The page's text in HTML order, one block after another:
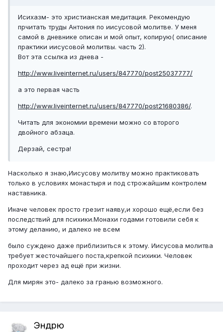
Исихазм- это христианская медитация. Рекомендую
прчитать труды Антония по иисусовой молитве. У меня
самой в дневнике описан и мой опыт, копирую( описание
практики иисусовой молитвы. часть 2).
Вот эта ссылка из днева -
http://www.liveinternet.ru/users/847770/post25037777/
а это первая часть
http://www.liveinternet.ru/users/847770/post21680386/.
Читать для экономии времени можно со второго
двойного абзаца.
Дерзай, сестра!
Насколько я знаю,Иисусову молитву можно практиковать
только в условиях монастыря и под строжайшим контролем
наставника.
Иначе человек просто грезит наяву,и хорошо ещё,если без
последствий для психики.Монахи годами готовили себя к
этому деланию, и далеко не всем
было суждено даже приблизиться к этому. Иисусова молитва
требует жесточайшего поста,крепкой психики. Человек
проходит через ад ещё при жизни.
Для мирян это- далеко за гранью возможного.
Эндрю